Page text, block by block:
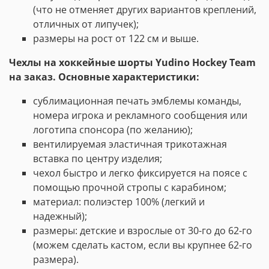
(что не отменяет других вариантов креплений,
отличных от липучек);
размеры на рост от 122 см и выше.
Чехлы на хоккейные шорты Yudino Hockey Team
на заказ. Основные характеристики:
сублимационная печать эмблемы команды,
номера игрока и рекламного сообщения или
логотипа спонсора (по желанию);
вентилируемая эластичная трикотажная
вставка по центру изделия;
чехол быстро и легко фиксируется на поясе с
помощью прочной стропы с карабином;
материал: полиэстер 100% (легкий и
надежный);
размеры: детские и взрослые от 30-го до 62-го
(можем сделать кастом, если вы крупнее 62-го
размера).